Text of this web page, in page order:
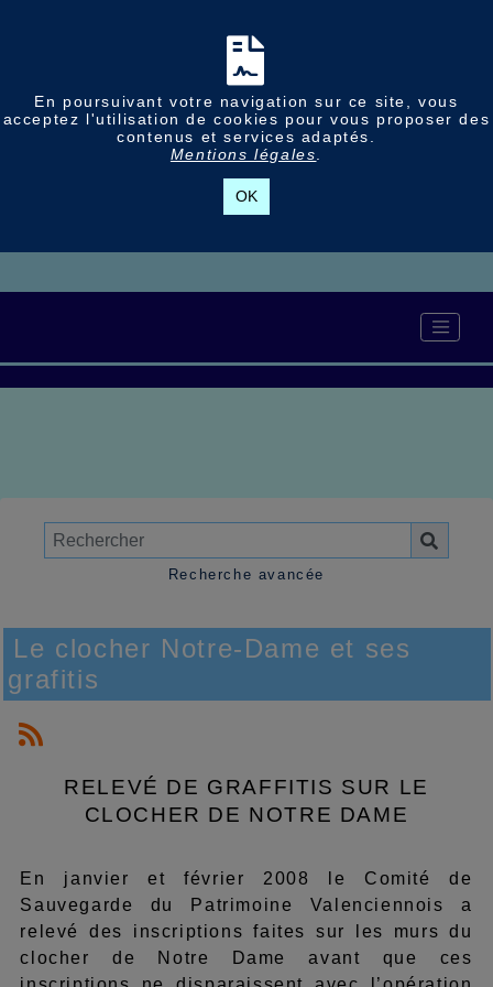
En poursuivant votre navigation sur ce site, vous
acceptez l'utilisation de cookies pour vous proposer des
contenus et services adaptés.
Mentions légales
OK
Recherche avancée
Le clocher Notre-Dame et ses
grafitis
RELEVÉ DE GRAFFITIS SUR LE
CLOCHER DE NOTRE DAME
En janvier et février 2008 le Comité de
Sauvegarde du Patrimoine Valenciennois a
relevé des inscriptions faites sur les murs du
clocher de Notre Dame avant que ces